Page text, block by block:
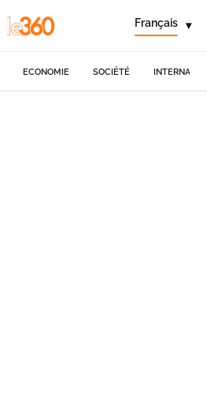
Français ▾
ECONOMIE SOCIÉTÉ